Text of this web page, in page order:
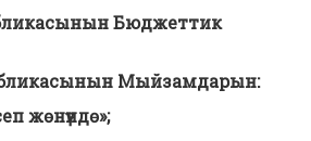
Бюджеттик
Мыйзамдарын:
жөнүндө»;